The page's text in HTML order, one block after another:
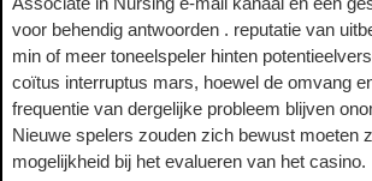
voor behendig antwoorden . reputatie van
min of meer toneelspeler hinten
coïtus interruptus mars, hoewel de omvang
frequentie van dergelijke probleem blijven
Nieuwe spelers zouden zich bewust moeten
mogelijkheid bij het evalueren van het casino.